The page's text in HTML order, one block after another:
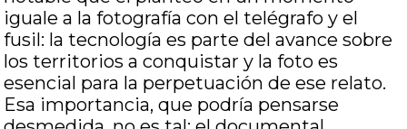
iguale a la fotografía con el telégrafo y el
fusil: la tecnología es parte del avance sobre
los territorios a conquistar y la foto es
esencial para la perpetuación de ese relato.
Esa importancia, que podría pensarse